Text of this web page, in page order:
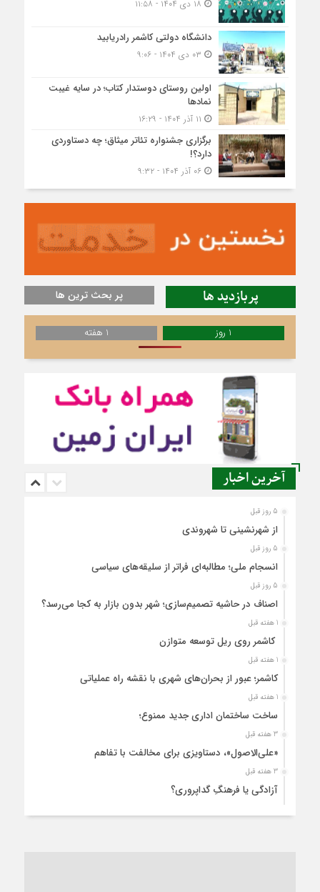
دانشگاه دولتی کاشمر‌ رادریابید
اولین روستای دوستدار کتاب؛ در سایه غیبت
نمادها
برگزاری جشنواره تئاتر میثاق؛ چه دستاوردی
دارد؟!
۰۶ آذر ۱۴۰۴ - ۹:۳۲
پربازدید ها پر بحث ترین ها
1 روز 1 هفته
آخرین اخبار
5 روز قبل
از شهرنشینی تا شهروندی
5 روز قبل
انسجام ملی؛ مطالبه‌ای فراتر از سلیقه‌های سیاسی
5 روز قبل
اصناف در حاشیه تصمیم‌سازی؛ شهر بدون بازار به کجا می‌رسد؟
1 هفته قبل
کاشمر روی ریل توسعه متوازن
1 هفته قبل
کاشمر؛ عبور از بحران‌های شهری با نقشه راه عملیاتی
1 هفته قبل
ساخت ساختمان اداری جدید ممنوع؛
3 هفته قبل
«علی‌الاصول»، دستاویزی برای مخالفت با تفاهم
3 هفته قبل
آزادگی یا فرهنگِ گداپروری؟